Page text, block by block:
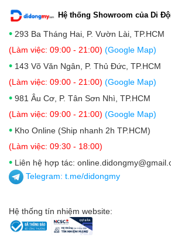
Hệ thống Showroom của Di
• 293 Ba Tháng Hai, P. Vườn Lài, TP.HCM
(Làm việc: 09:00 - 21:00) (Google Map)
• 143 Võ Văn Ngân, P. Thủ Đức, TP.HCM
(Làm việc: 09:00 - 21:00) (Google Map)
• 981 Âu Cơ, P. Tân Sơn Nhì, TP.HCM
(Làm việc: 09:00 - 21:00) (Google Map)
• Kho Online (Ship nhanh 2h TP.HCM)
(Làm việc: 09:30 - 18:00)
• Liên hệ hợp tác:
Telegram: t.me/didongmy
Hệ thống tín nhiệm website: